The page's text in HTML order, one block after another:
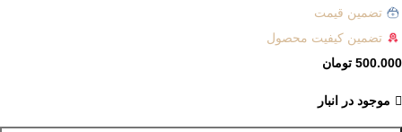
تضمین قیمت
تضمین کیفیت محصول
500.000 تومان
موجود در انبار